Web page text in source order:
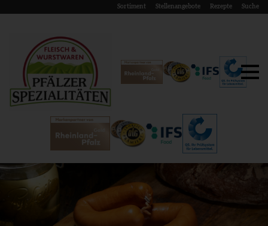
Sortiment Stellenangebote Rezepte Suche